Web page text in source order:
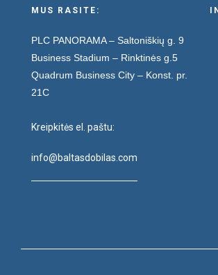
MUS RASITE:
PLC PANORAMA – Saltoniškių g. 9
Business Stadium – Rinktinės g.5
Quadrum Business City – Konst. pr.
21C
Kreipkitės el. paštu:
info@baltasdobilas.com